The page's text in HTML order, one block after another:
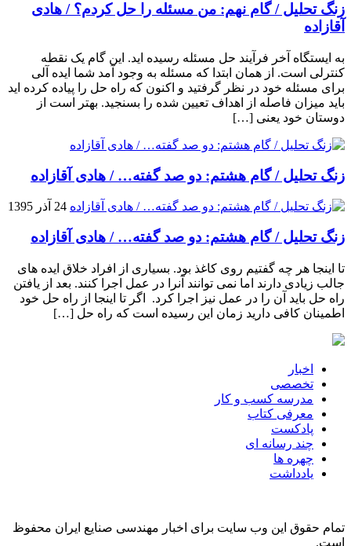
زنگ تحلیل / گام نهم: من مسئله را حل کردم؟ / هادی
آقازاده
به ایستگاه آخر فرآیند حل مسئله رسیده اید. این گام یک نقطه
کنترلی است. از همان ابتدا که مسئله به وجود آمد شما ایده آلی
برای مسئله خود در نظر گرفتید و اکنون که راه حل را پیاده کرده اید
باید میزان فاصله از اهداف تعیین شده را بسنجید. بهتر است از
دوستان خود یعنی […]
زنگ تحلیل / گام هشتم: دو صد گفته… / هادی آقازاده
24 آذر 1395
زنگ تحلیل / گام هشتم: دو صد گفته… / هادی آقازاده
تا اینجا هر چه گفتیم روی کاغذ بود. بسیاری از افراد خلاق ایده های
جالب زیادی دارند اما نمی توانند آنرا در عمل اجرا کنند. بعد از یافتن
راه حل باید آن را در عمل نیز اجرا کرد. اگر تا اینجا از راه حل خود
اطمینان کافی دارید زمان این رسیده است که راه حل […]
اخبار
تخصصی
مدرسه کسب و کار
معرفی کتاب
پادکست
چند رسانه ای
چهره ها
یادداشت
تمام حقوق این وب سایت برای اخبار مهندسی صنایع ایران محفوظ
است.